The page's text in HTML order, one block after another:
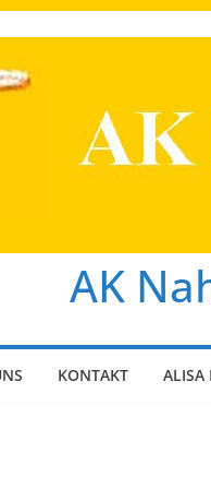
AK
KONTAKT ALISA